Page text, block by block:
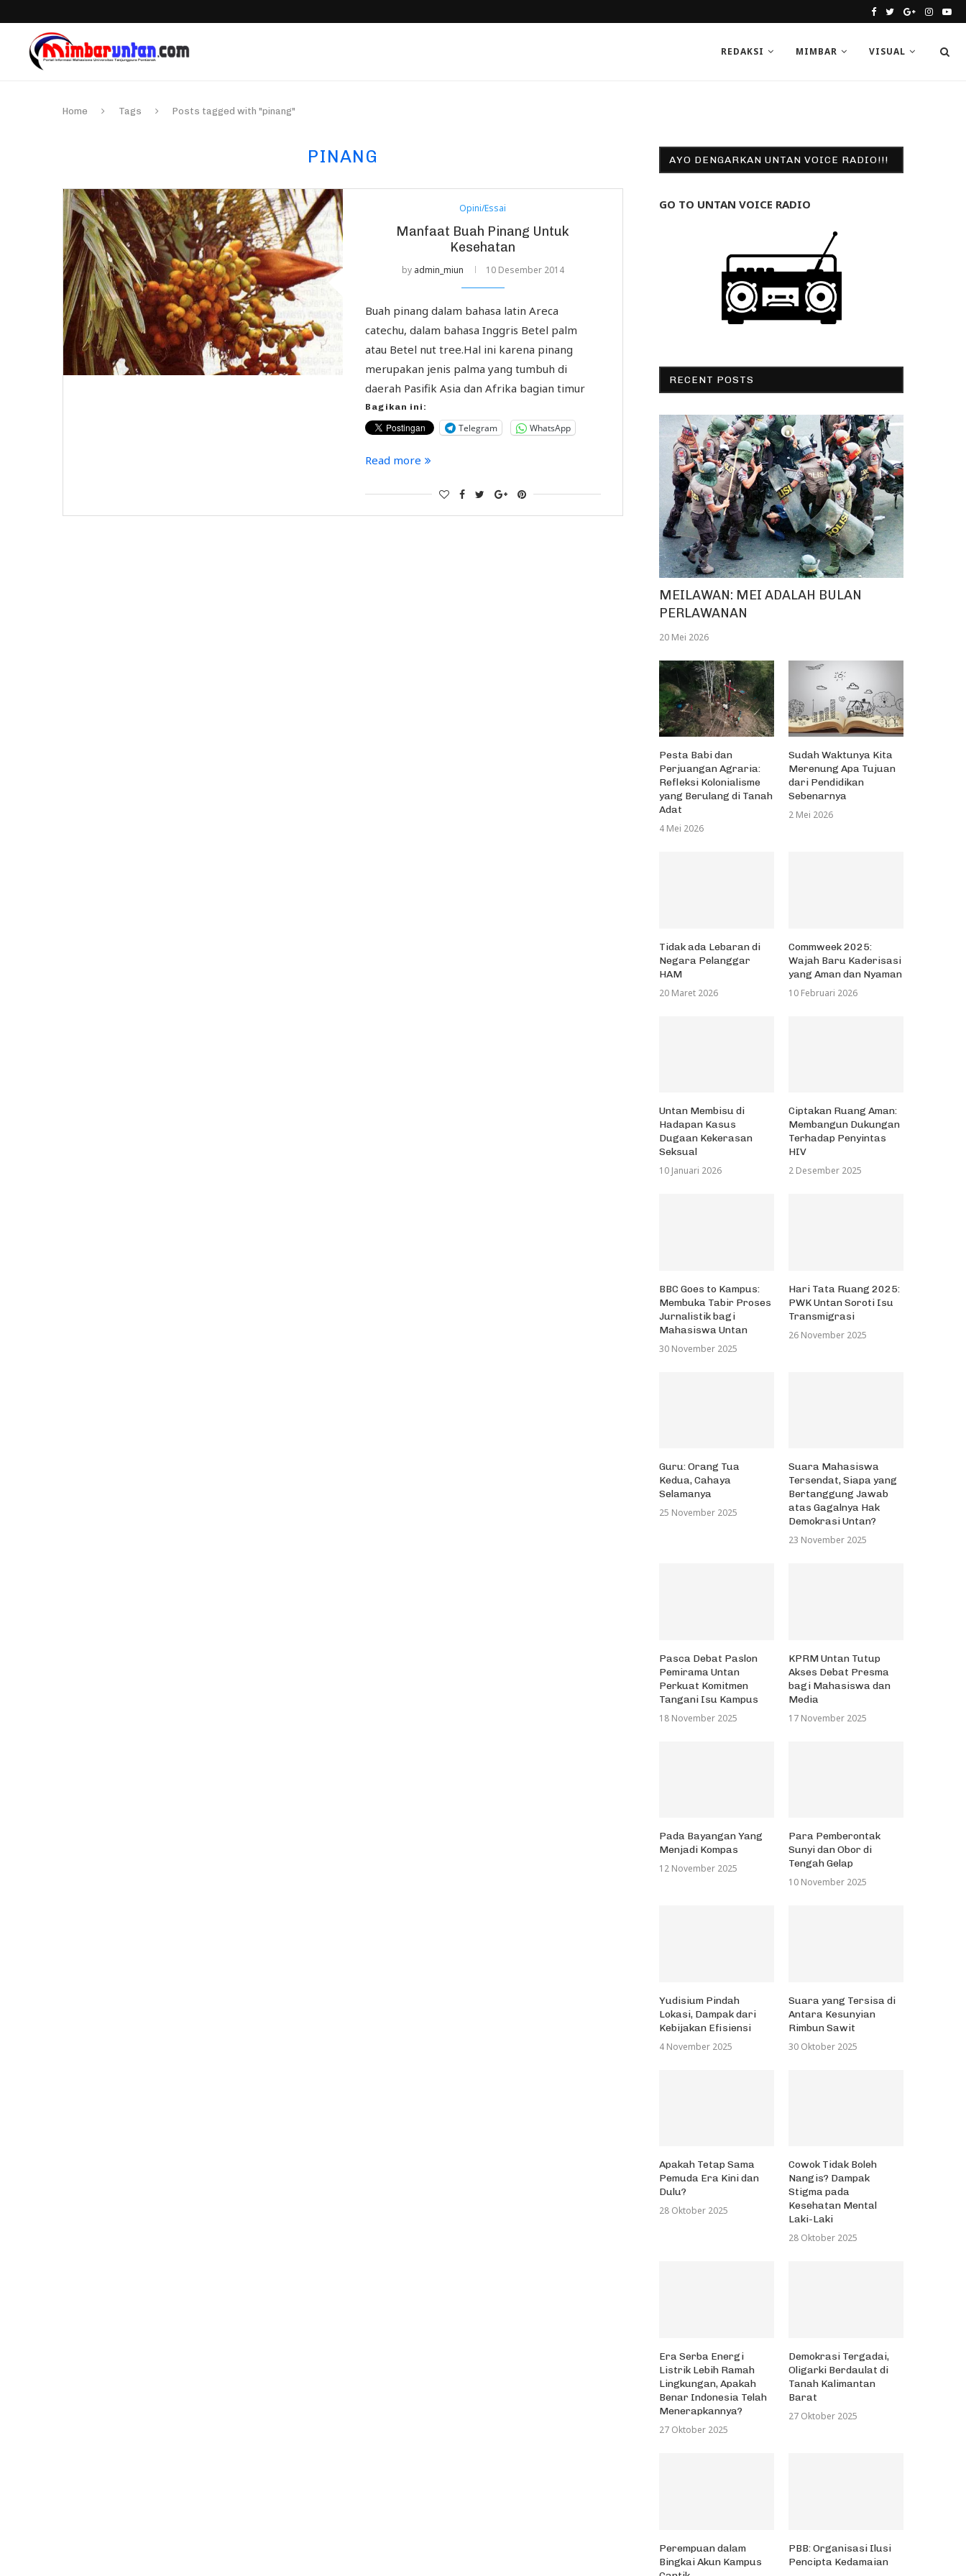
REDAKSI MIMBAR VISUAL
Home Tags Posts tagged with "pinang"
PINANG
Opini/Essai
Manfaat Buah Pinang Untuk
Kesehatan
by admin_miun 10 Desember 2014
Buah pinang dalam bahasa latin Areca
catechu, dalam bahasa Inggris Betel palm
atau Betel nut tree.Hal ini karena pinang
merupakan jenis palma yang tumbuh di
daerah Pasifik Asia dan Afrika bagian timur
Bagikan ini:
Telegram WhatsApp
Read more
AYO DENGARKAN UNTAN VOICE RADIO!!!
GO TO UNTAN VOICE RADIO
RECENT POSTS
MEILAWAN: MEI ADALAH BULAN
PERLAWANAN
20 Mei 2026
Pesta Babi dan
Perjuangan Agraria:
Refleksi Kolonialisme
yang Berulang di Tanah
Adat
4 Mei 2026
Sudah Waktunya Kita
Merenung Apa Tujuan
dari Pendidikan
Sebenarnya
2 Mei 2026
Tidak ada Lebaran di
Negara Pelanggar
HAM
20 Maret 2026
Commweek 2025:
Wajah Baru Kaderisasi
yang Aman dan Nyaman
10 Februari 2026
Untan Membisu di
Hadapan Kasus
Dugaan Kekerasan
Seksual
10 Januari 2026
Ciptakan Ruang Aman:
Membangun Dukungan
Terhadap Penyintas
HIV
2 Desember 2025
BBC Goes to Kampus:
Membuka Tabir Proses
Jurnalistik bagi
Mahasiswa Untan
30 November 2025
Hari Tata Ruang 2025:
PWK Untan Soroti Isu
Transmigrasi
26 November 2025
Guru: Orang Tua
Kedua, Cahaya
Selamanya
25 November 2025
Suara Mahasiswa
Tersendat, Siapa yang
Bertanggung Jawab
atas Gagalnya Hak
Demokrasi Untan?
23 November 2025
Pasca Debat Paslon
Pemirama Untan
Perkuat Komitmen
Tangani Isu Kampus
18 November 2025
KPRM Untan Tutup
Akses Debat Presma
bagi Mahasiswa dan
Media
17 November 2025
Pada Bayangan Yang
Menjadi Kompas
12 November 2025
Para Pemberontak
Sunyi dan Obor di
Tengah Gelap
10 November 2025
Yudisium Pindah
Lokasi, Dampak dari
Kebijakan Efisiensi
4 November 2025
Suara yang Tersisa di
Antara Kesunyian
Rimbun Sawit
30 Oktober 2025
Apakah Tetap Sama
Pemuda Era Kini dan
Dulu?
28 Oktober 2025
Cowok Tidak Boleh
Nangis? Dampak
Stigma pada
Kesehatan Mental
Laki-Laki
28 Oktober 2025
Era Serba Energi
Listrik Lebih Ramah
Lingkungan, Apakah
Benar Indonesia Telah
Menerapkannya?
27 Oktober 2025
Demokrasi Tergadai,
Oligarki Berdaulat di
Tanah Kalimantan
Barat
27 Oktober 2025
Perempuan dalam
Bingkai Akun Kampus
PBB: Organisasi Ilusi
Pencipta Kedamaian